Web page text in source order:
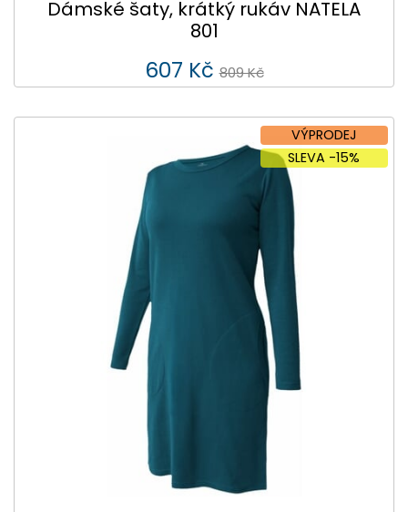
Dámské šaty, krátký rukáv NATELA
801
607 Kč 809 Kč
VÝPRODEJ
SLEVA -15%